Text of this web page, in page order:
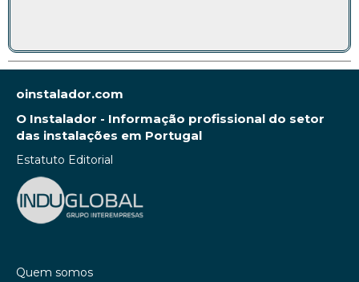
oinstalador.com
O Instalador - Informação profissional do setor
das instalações em Portugal
Estatuto Editorial
Quem somos